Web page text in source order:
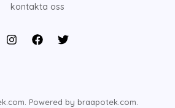
kontakta oss
Powered by braapotek.com.